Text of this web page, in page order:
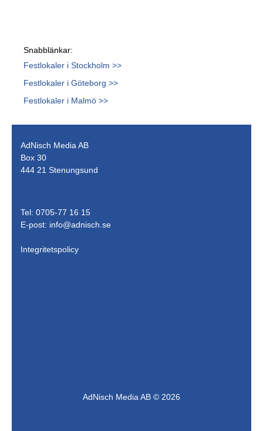
Snabblänkar:
Festlokaler i Stockholm >>
Festlokaler i Göteborg >>
Festlokaler i Malmö >>
AdNisch Media AB
Box 30
444 21 Stenungsund
Tel: 0705-77 16 15
E-post: info@adnisch.se
Integritetspolicy
AdNisch Media AB © 2026